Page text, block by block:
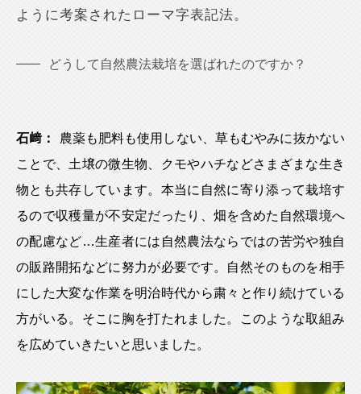
ように考案されたローマ字表記法。
どうして自然農法栽培を選ばれたのですか？
石﨑：
農薬も肥料も使用しない、草もむやみに抜かない
ことで、土壌の微生物、クモやハチなどさまざまな生き
物とも共存しています。本当に自然に寄り添って栽培す
るので収穫量が不安定だったり、畑を含めた自然環境へ
の配慮など…生産者には自然農法ならではの苦労や独自
の販路開拓などに努力が必要です。自然そのものを相手
にした大変な作業を明治時代から粛々と作り続けている
方がいる。そこに胸を打たれました。このような取組み
を広めていきたいと思いました。